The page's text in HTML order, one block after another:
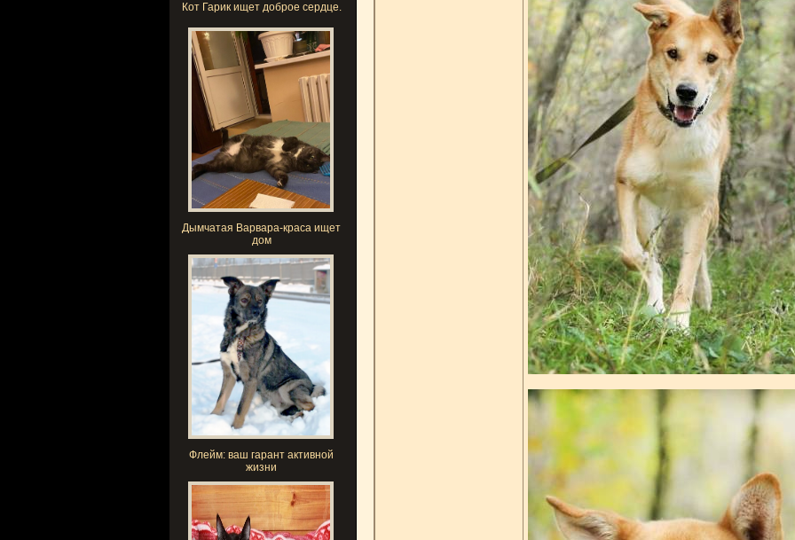
Кот Гарик ищет доброе сердце.
Дымчатая Варвара-краса ищет
дом
Флейм: ваш гарант активной
жизни